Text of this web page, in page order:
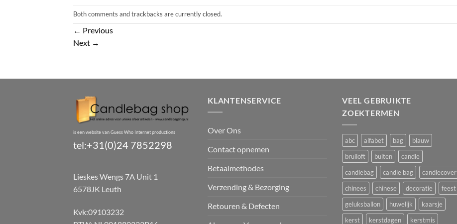
Both comments and trackbacks are currently closed.
← Previous
Next →
is een website van Guess Who Internet productions
tel:+31(0)24 7852298
Lieskes Wengs 7A Unit 1
6578JK Leuth
Kvk:09103232
KLANTENSERVICE
Over Ons
Contact opnemen
Betaalmethodes
Verzending & Bezorging
Retouren & Defecten
VEEL GEBRUIKTE
ZOEKTERMEN
abc alfabet bag
blauw
bruiloft
buiten
candle
candlebag
candle bag
candlecover
chinees
chinese decoratie
feest
geluksballon
huwelijk
kaarsje
kerst
kerstdagen kerstmis